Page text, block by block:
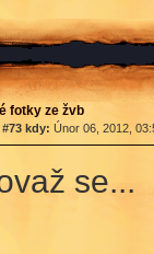
fotky ze žvb
kdy: Únor 06, 2012,
se...